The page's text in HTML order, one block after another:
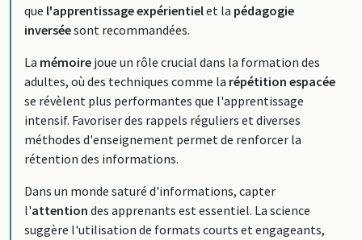
que l'apprentissage expérientielet la pédagogie
inverséesont recommandées.
La mémoire joue un rôle crucial dans la formation des
adultes, où des techniques comme la répétition espacée
se révèlent plus performantes que l'apprentissage
intensif. Favoriser des rappels réguliers et diverses
méthodes d'enseignement permet de renforcer la
rétention des informations.
Dans un monde saturé d'informations, capter
l'attention des apprenants est essentiel. La science
suggère l'utilisation de formats courts et engageants,